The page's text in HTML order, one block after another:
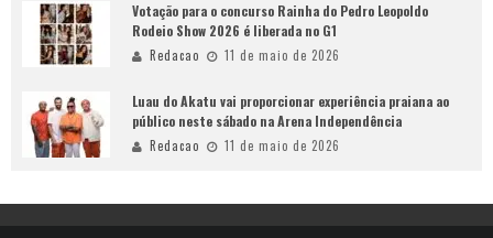
Votação para o concurso Rainha do Pedro Leopoldo
Rodeio Show 2026 é liberada no G1
Redacao 11 de maio de 2026
Luau do Akatu vai proporcionar experiência praiana ao
público neste sábado na Arena Independência
Redacao 11 de maio de 2026